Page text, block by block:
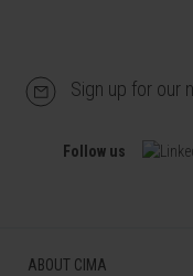
Sign up for our
Follow us
ABOUT CIMA